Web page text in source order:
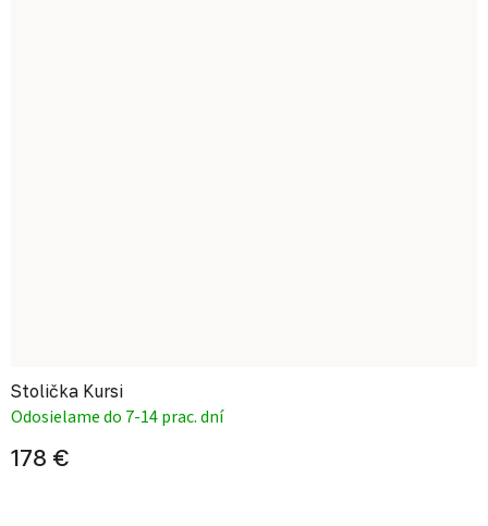
Stolička Kursi
Odosielame do 7-14 prac. dní
178 €